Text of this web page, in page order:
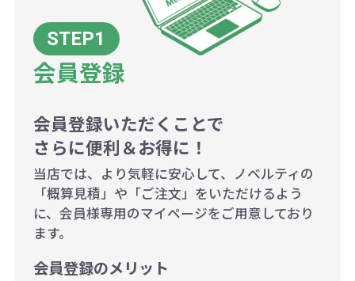
200個~499個の場合：42円（1個
当たり）
500個~999個の場合：35円（1個
1,000個以上：28円（1個当た
り）
会員登録
会員登録いただくことで
さらに便利＆お得に！
当店では、より気軽に安心して、ノベルティの
「概算見積」や「ご注文」をいただけるよう
に、会員様専用のマイページをご用意しており
ます。
会員登録のメリット